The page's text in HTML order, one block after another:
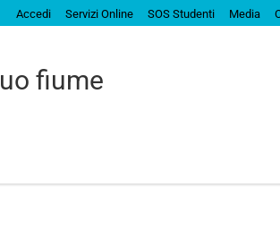
Accedi Servizi Online SOS Studenti Media
fiume